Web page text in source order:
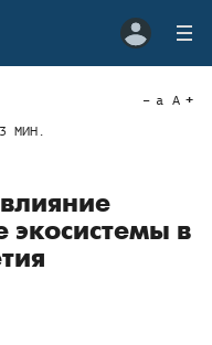
3 МИН.
a A
экосистемы в